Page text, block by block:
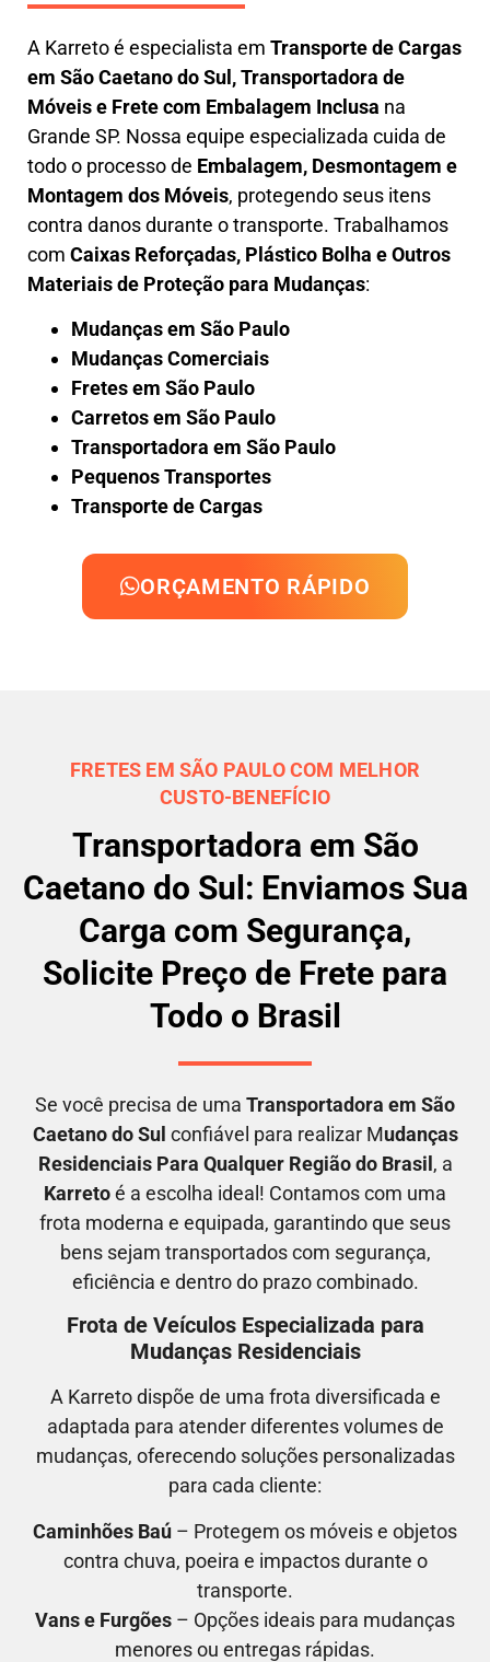
A Karretoé especialista em Transporte de Cargas
em São Caetano do Sul,Transportadora de
Móveis e Frete com Embalagem Inclusa na
Grande SP. Nossa equipe especializada cuida de
todo o processo de Embalagem, Desmontagem e
Montagem dos Móveis, protegendo seus itens
contra danos durante o transporte. Trabalhamos
com Caixas Reforçadas, Plástico Bolha e Outros
Materiais de Proteção para Mudanças:
Mudanças em São Paulo
Mudanças Comerciais
Fretes em São Paulo
Carretos em São Paulo
Transportadora em São Paulo
Pequenos Transportes
Transporte de Cargas
ORÇAMENTO RÁPIDO
FRETES EM SÃO PAULO COM MELHOR
CUSTO-BENEFÍCIO
Transportadora em São
Caetano do Sul: Enviamos Sua
Carga com Segurança,
Solicite Preço de Frete para
Todo o Brasil
Se você precisa de uma Transportadora em São
Caetano do Sul confiável para realizar Mudanças
Residenciais Para Qualquer Região do Brasil , a
Karretoé a escolha ideal! Contamos com uma
frota moderna e equipada, garantindo que seus
bens sejam transportados com segurança,
eficiência e dentro do prazo combinado.
Frota de Veículos Especializada para
Mudanças Residenciais
A Karreto dispõe de uma frota diversificada e
adaptada para atender diferentes volumes de
mudanças, oferecendo soluções personalizadas
para cada cliente:
Caminhões Baú – Protegem os móveis e objetos
contra chuva, poeira e impactos durante o
transporte.
Vans e Furgões – Opções ideais para mudanças
menores ou entregas rápidas.